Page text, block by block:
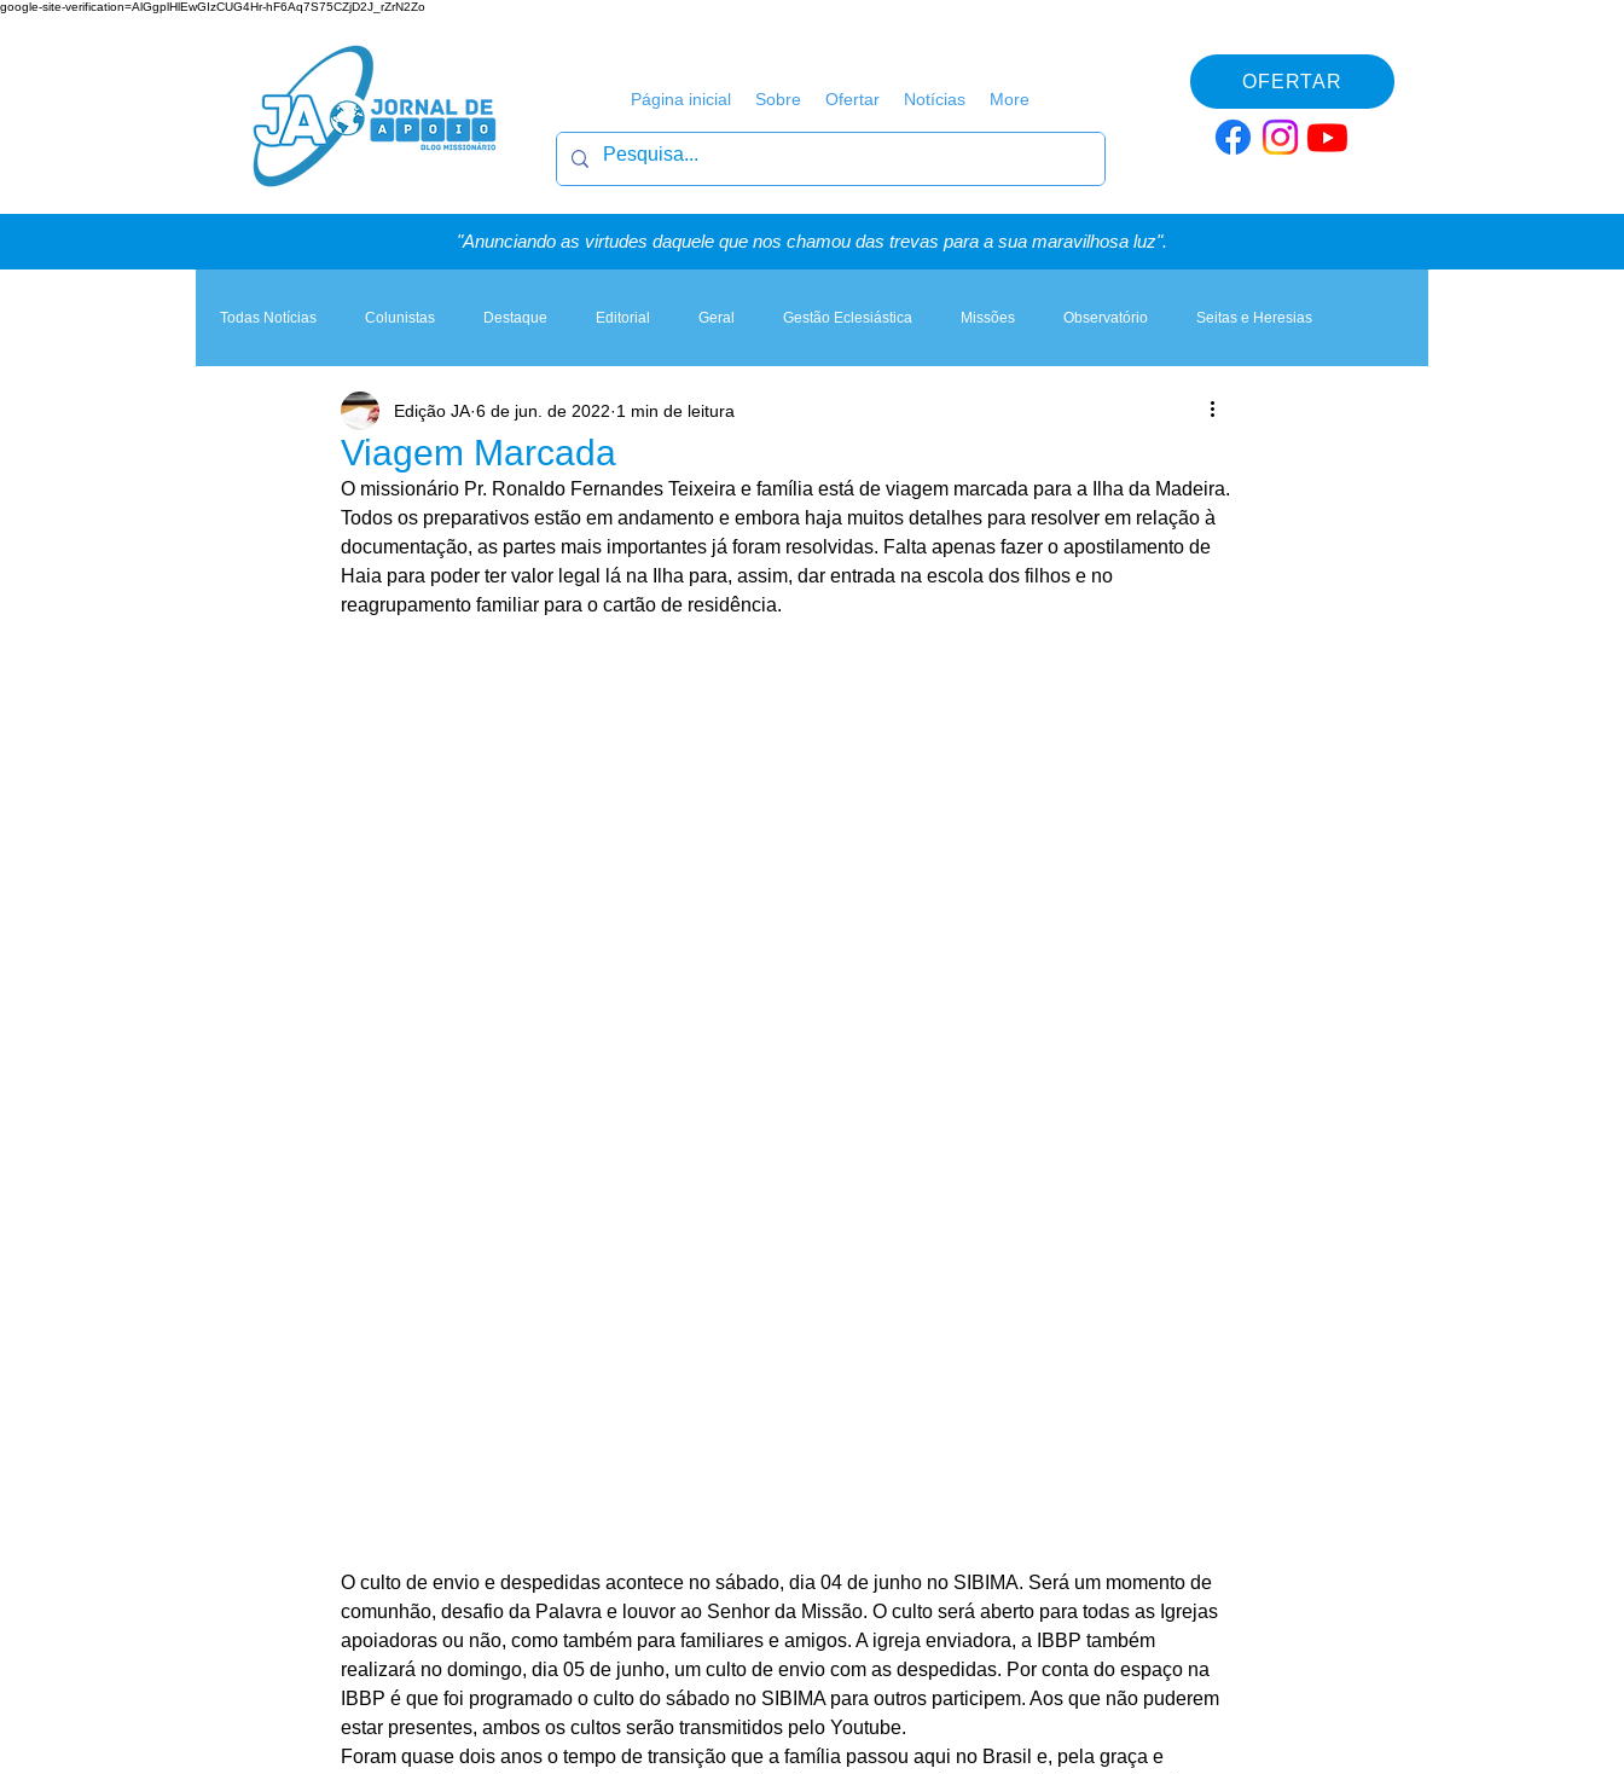
google-site-verification=AlGgplHlEwGIzCUG4Hr-hF6Aq7S75CZjD2J_rZrN2Zo
Página inicial Sobre Ofertar Notícias More
OFERTAR
"Anunciando as virtudes daquele que nos chamou das trevas para a sua maravilhosa luz".
Todas Notícias Colunistas Destaque Editorial Geral Gestão Eclesiástica Missões Observatório Seitas e Heresias
Teologia & Prática A Igreja e a Lei Artigos, Sermões & Esboços
Viagem Marcada
Edição JA 6 de jun. de 2022 1 min de leitura
O missionário Pr. Ronaldo Fernandes Teixeira e família está de viagem marcada para a Ilha da Madeira.
Todos os preparativos estão em andamento e embora haja muitos detalhes para resolver em relação à
documentação, as partes mais importantes já foram resolvidas. Falta apenas fazer o apostilamento de
Haia para poder ter valor legal lá na Ilha para, assim, dar entrada na escola dos filhos e no
reagrupamento familiar para o cartão de residência.
O culto de envio e despedidas acontece no sábado, dia 04 de junho no SIBIMA. Será um momento de
comunhão, desafio da Palavra e louvor ao Senhor da Missão. O culto será aberto para todas as Igrejas
apoiadoras ou não, como também para familiares e amigos. A igreja enviadora, a IBBP também
realizará no domingo, dia 05 de junho, um culto de envio com as despedidas. Por conta do espaço na
IBBP é que foi programado o culto do sábado no SIBIMA para outros participem. Aos que não puderem
estar presentes, ambos os cultos serão transmitidos pelo Youtube.
Foram quase dois anos o tempo de transição que a família passou aqui no Brasil e, pela graça e